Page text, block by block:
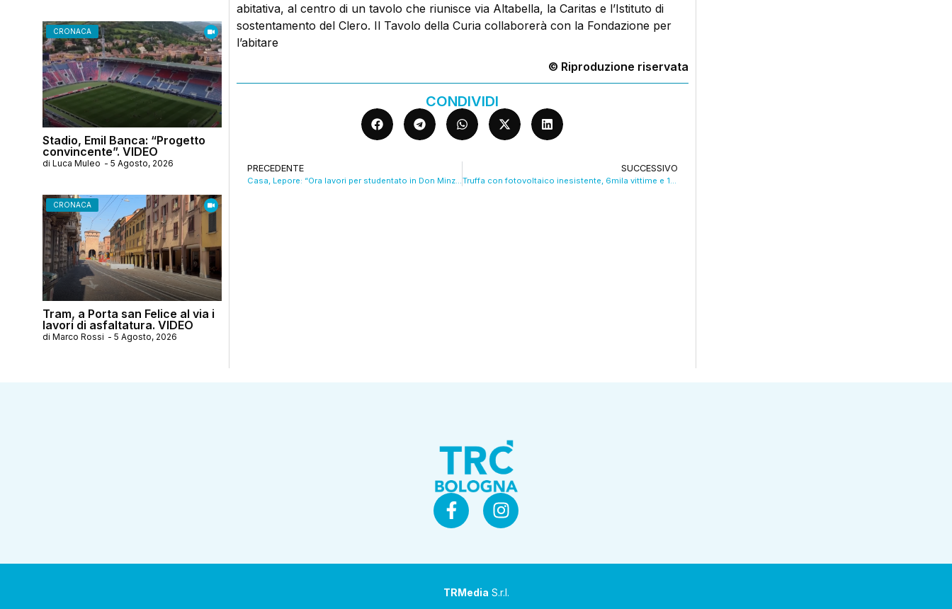
CRONACA
Stadio, Emil Banca: “Progetto
convincente”. VIDEO
di Luca Muleo - 5 Agosto, 2026
CRONACA
Tram, a Porta san Felice al via i
lavori di asfaltatura. VIDEO
di Marco Rossi - 5 Agosto, 2026
abitativa, al centro di un tavolo che riunisce via Altabella, la Caritas e l’Istituto di
sostentamento del Clero. Il Tavolo della Curia collaborerà con la Fondazione per
l’abitare
© Riproduzione riservata
CONDIVIDI
PRECEDENTE
Casa, Lepore: “Ora lavori per studentato in Don Minzoni”. E Fondazione abitare è priorità. VIDEO
SUCCESSIVO
Truffa con fotovoltaico inesistente, 6mila vittime e 10 indagati
TRMedia S.r.l.